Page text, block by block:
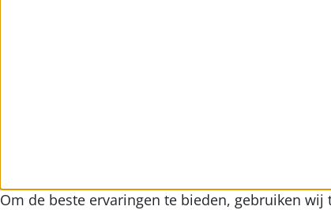
Om de beste ervaringen te bieden, gebruiken